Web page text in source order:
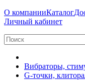
О компанииКаталог
Личный кабинет
Вибраторы,
G-точки,